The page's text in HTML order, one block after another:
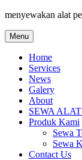
menyewakan alat
Menu
Home
Services
News
Galery
About
SEWA
Produk Kami
Sewa
Sewa
Contact Us